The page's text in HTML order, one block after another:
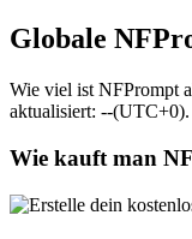
Globale
Wie viel ist NFPrompt
aktualisiert: --(UTC+0).
Wie kauft man